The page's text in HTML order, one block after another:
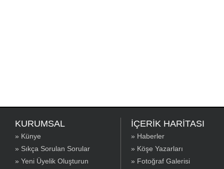
KURUMSAL
» Künye
» Sıkça Sorulan Sorular
» Yeni Üyelik Oluşturun
İÇERİK HARİTASI
» Haberler
» Köşe Yazarları
» Fotoğraf Galerisi